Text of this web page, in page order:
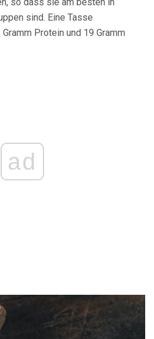
so dass sie am besten in
sind. Eine Tasse
Protein und 19 Gramm
ad